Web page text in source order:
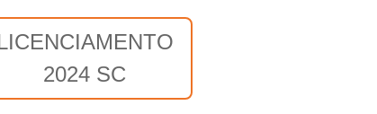
2024 SC